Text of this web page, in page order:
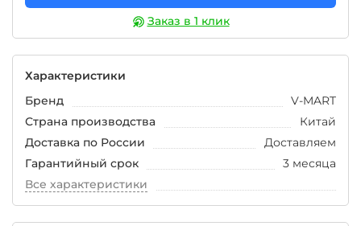
Заказ в 1 клик
Характеристики
Бренд
V-MART
Страна производства
Китай
Доставка по России
Доставляем
Гарантийный срок
3 месяца
Все характеристики